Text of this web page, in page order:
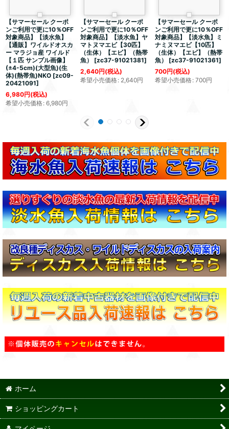
【サマーセール クーポ
ンご利用で更に10％OFF
対象商品】【淡水魚】
【通販】ワイルドオスカ
ー マラジョ産 ワイルド
【１匹 サンプル画像】
(±4-5cm)(大型魚)(生
体)(熱帯魚)NKO [zc09-
20421091]
6,980円(税込)
希望小売価格: 6,980円
【サマーセール クーポ
ンご利用で更に10％OFF
対象商品】【淡水魚】ヤ
マトヌマエビ【30匹】
（生体）【エビ】（熱帯
魚）
[zc37-91021381]
2,640円(税込)
希望小売価格: 2,640円
【サマーセール クーポ
ンご利用で更に10％OFF
対象商品】【淡水魚】ミ
ナミヌマエビ【10匹】
（生体）【エビ】（熱帯
魚）
[zc37-91021361]
700円(税込)
希望小売価格: 700円
ホーム
ショッピングカート